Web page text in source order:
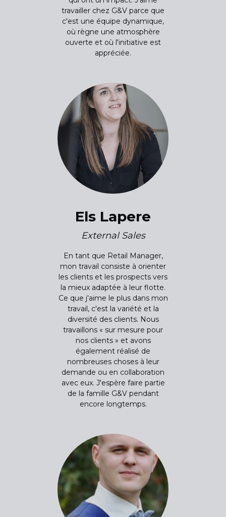
travailler chez G&V parce que
c'est une équipe dynamique,
où règne une atmosphère
ouverte et où l'initiative est
appréciée.
Els Lapere
External Sales
En tant que Retail Manager,
mon travail consiste à orienter
les clients et les prospects vers
la mieux adaptée à leur flotte.
Ce que j'aime le plus dans mon
travail, c'est la variété et la
diversité des clients. Nous
travaillons « sur mesure pour
nos clients » et avons
également réalisé de
nombreuses choses à leur
demande ou en collaboration
avec eux. J'espère faire partie
de la famille G&V pendant
encore longtemps.